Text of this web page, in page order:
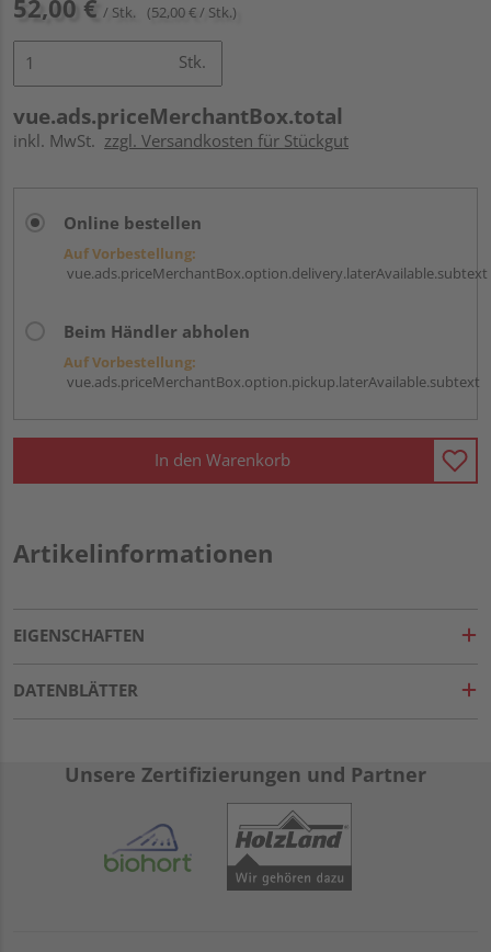
52,00 € / Stk. (52,00 € / Stk.)
Stk.
vue.ads.priceMerchantBox.total
inkl. MwSt. zzgl. Versandkosten für Stückgut
Online bestellen
Auf Vorbestellung:
vue.ads.priceMerchantBox.option.delivery.laterAvailable.subtext
Beim Händler abholen
Auf Vorbestellung:
vue.ads.priceMerchantBox.option.pickup.laterAvailable.subtext
In den Warenkorb
Artikelinformationen
EIGENSCHAFTEN
DATENBLÄTTER
Unsere Zertifizierungen und Partner